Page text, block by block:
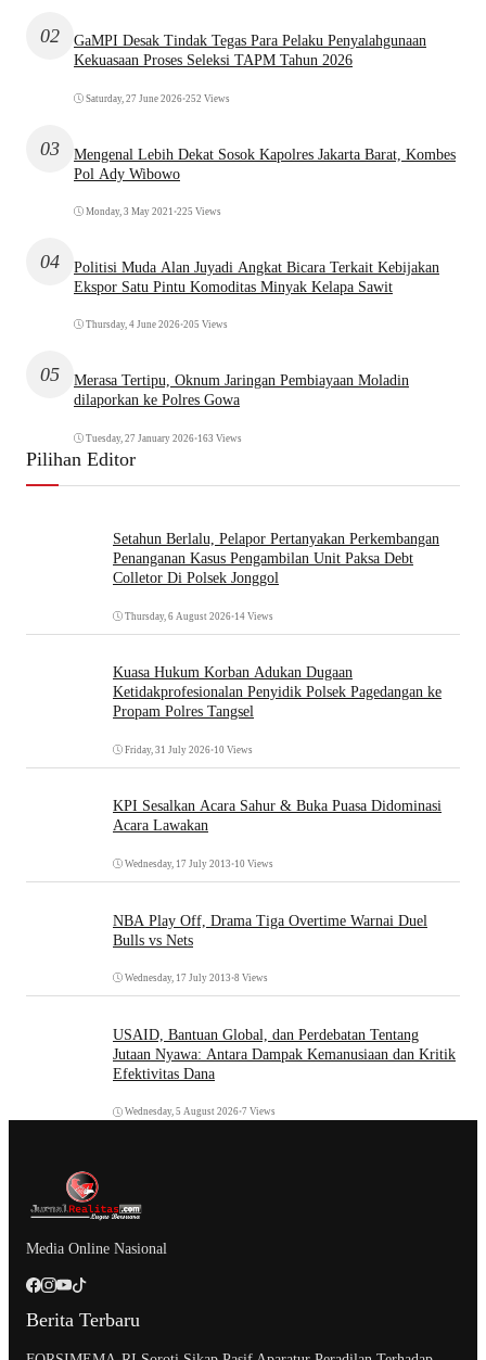
02
GaMPI Desak Tindak Tegas Para Pelaku Penyalahgunaan
Kekuasaan Proses Seleksi TAPM Tahun 2026
Saturday, 27 June 2026•252 Views
03
Mengenal Lebih Dekat Sosok Kapolres Jakarta Barat, Kombes
Pol Ady Wibowo
Monday, 3 May 2021 •225 Views
04
Politisi Muda Alan Juyadi Angkat Bicara Terkait Kebijakan
Ekspor Satu Pintu Komoditas Minyak Kelapa Sawit
Thursday, 4 June 2026•205 Views
05
Merasa Tertipu, Oknum Jaringan Pembiayaan Moladin
dilaporkan ke Polres Gowa
Tuesday, 27 January 2026•163 Views
Pilihan Editor
Setahun Berlalu, Pelapor Pertanyakan Perkembangan
Penanganan Kasus Pengambilan Unit Paksa Debt
Colletor Di Polsek Jonggol
Thursday, 6 August 2026•14 Views
Kuasa Hukum Korban Adukan Dugaan
Ketidakprofesionalan Penyidik Polsek Pagedangan ke
Propam Polres Tangsel
Friday, 31 July 2026•10 Views
KPI Sesalkan Acara Sahur & Buka Puasa Didominasi
Acara Lawakan
Wednesday, 17 July 2013 •10 Views
NBA Play Off, Drama Tiga Overtime Warnai Duel
Bulls vs Nets
Wednesday, 17 July 2013 •8 Views
USAID, Bantuan Global, dan Perdebatan Tentang
Jutaan Nyawa: Antara Dampak Kemanusiaan dan Kritik
Efektivitas Dana
Wednesday, 5 August 2026•7 Views
Media Online Nasional
Berita Terbaru